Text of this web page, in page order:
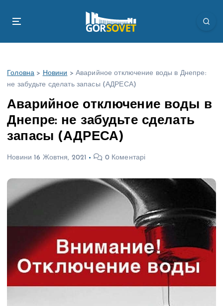
Головна > Новини > Аварийное отключение воды в Днепре:
не забудьте сделать запасы (АДРЕСА)
Аварийное отключение воды в
Днепре: не забудьте сделать
запасы (АДРЕСА)
Новини 16 Жовтня, 2021 0 Коментарі